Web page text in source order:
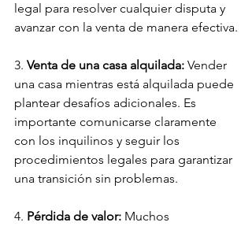
legal para resolver cualquier disputa y
avanzar con la venta de manera efectiva.
3. Venta de una casa alquilada: Vender
una casa mientras está alquilada puede
plantear desafíos adicionales. Es
importante comunicarse claramente
con los inquilinos y seguir los
procedimientos legales para garantizar
una transición sin problemas.
4. Pérdida de valor: Muchos